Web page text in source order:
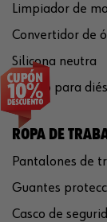
Limpiador de
Convertidor de
Silicona neutra
Aditivo para
ROPA DE
Pantalones de
Guantes
Casco de